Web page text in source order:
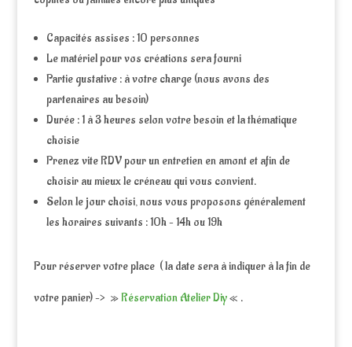
Capacités assises : 10 personnes
Le matériel pour vos créations sera fourni
Partie gustative : à votre charge (nous avons des
partenaires au besoin)
Durée : 1 à 3 heures selon votre besoin et la thématique
choisie
Prenez vite RDV pour un entretien en amont et afin de
choisir au mieux le créneau qui vous convient.
Selon le jour choisi, nous vous proposons généralement
les horaires suivants : 10h – 14h ou 19h
Pour réserver votre place ( la date sera à indiquer à la fin de
votre panier) –> »Réservation Atelier Diy« .